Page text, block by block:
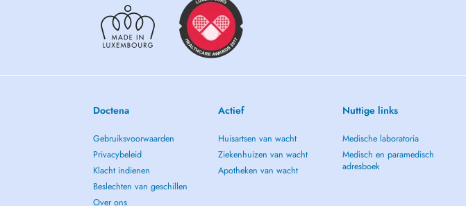
Doctena
Gebruiksvoorwaarden
Privacybeleid
Klacht indienen
Beslechten van geschillen
Over ons
Actief
Huisartsen van wacht
Ziekenhuizen van wacht
Apotheken van wacht
Nuttige links
Medische laboratoria
Medisch en paramedisch
adresboek